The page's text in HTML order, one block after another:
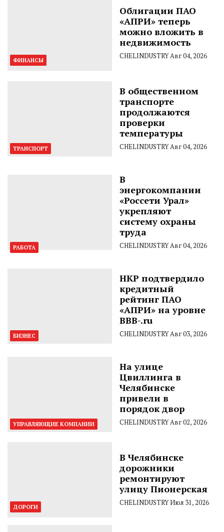
ФИНАНСЫ
Облигации ПАО
«АПРИ» теперь
можно вложить в
недвижимость
CHELINDUSTRYАвг 04, 2026
ТРАНСПОРТ
В общественном
транспорте
продолжаются
проверки
температуры
CHELINDUSTRYАвг 04, 2026
РАБОТА
В
энергокомпании
«Россети Урал»
укрепляют
систему охраны
труда
CHELINDUSTRYАвг 04, 2026
БИЗНЕС
НКР подтвердило
кредитный
рейтинг ПАО
«АПРИ» на уровне
BBB-.ru
CHELINDUSTRYАвг 03, 2026
УПРАВЛЯЮЩИЕ КОМПАНИИ
На улице
Цвиллинга в
Челябинске
привели в
порядок двор
CHELINDUSTRYАвг 02, 2026
ДОРОГИ
В Челябинске
дорожники
ремонтируют
улицу Пионерская
CHELINDUSTRYИюл 31, 2026